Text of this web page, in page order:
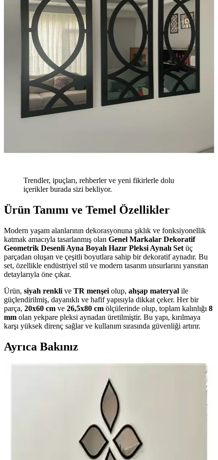
Trendler, ipuçları, rehberler ve yeni fikirlerle dolu
içerikler burada sizi bekliyor.
Ürün Tanımı ve Temel Özellikler
Modern yaşam alanlarının dekorasyonuna şıklık ve fonksiyonellik
katmak amacıyla tasarlanmış olan Genel Markalar Dekoratif
Geometrik Desenli Ayna Boyalı Hazır Pleksi Aynalı Set üç
parçadan oluşan ve çeşitli boyutlara sahip bir dekoratif aynadır. Bu
set, özellikle endüstriyel stil ve modern tasarım unsurlarını yansıtan
detaylarıyla öne çıkar.
Ürün, siyah renkli ve TR menşei olup, ahşap materyal ile
güçlendirilmiş, dayanıklı ve hafif yapısıyla dikkat çeker. Her bir
parça, 20x60 cm ve 26,5x80 cm ölçülerinde olup, toplam kalınlığı 8
mm olan yekpare pleksi aynadan üretilmiştir. Bu yapı, kırılmaya
karşı yüksek direnç sağlar ve kullanım sırasında güvenliği artırır.
Ayrıca Bakınız
Modern ve Dayanıklı Geometrik Desenli Dekoratif
Ayna Seti - Şık İç Mekan Dekorasyonu İçin
Modern ve dayanıklı pleksi aynalı set, geometrik desenleriyle iç
mekanlara şıklık ve fonksiyonellik sağlar. Hafif ve kırılmaz yapısıyla
Dekoratif Kare Aynalar Seti Karşılaştırması:
Malzeme, Yapışkan Gücü ve Estetik Özellikler